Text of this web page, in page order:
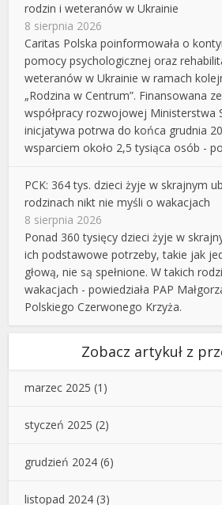
rodzin i weteranów w Ukrainie
8 sierpnia 2026
Caritas Polska poinformowała o
pomocy psychologicznej oraz
weteranów w Ukrainie w ramach
„Rodzina w Centrum”. Finansowana
współpracy rozwojowej Ministerstwa
inicjatywa potrwa do końca grudnia
wsparciem około 2,5 tysiąca osób -
PCK: 364 tys. dzieci żyje w skrajnym
rodzinach nikt nie myśli o wakacjach
8 sierpnia 2026
Ponad 360 tysięcy dzieci żyje w
ich podstawowe potrzeby, takie jak
głową, nie są spełnione. W takich
wakacjach - powiedziała PAP
Polskiego Czerwonego Krzyża.
Zobacz artykuł z
marzec 2025 (1)
styczeń 2025 (2)
grudzień 2024 (6)
listopad 2024 (3)